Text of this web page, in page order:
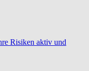
Risiken aktiv und